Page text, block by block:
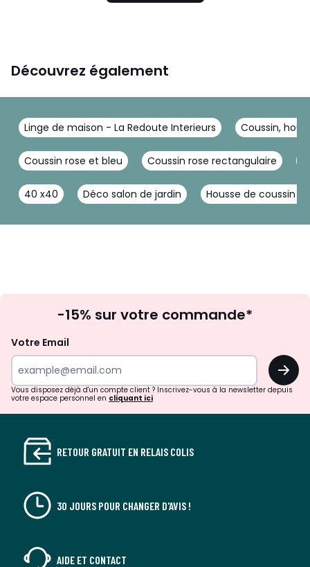
Découvrez également
Linge de maison - La Redoute Interieurs Coussin,
Coussin rose et bleu Coussin rose rectangulaire
40 x40 Déco salon de jardin Housse de coussin
à
newsletter
-15% sur votre commande*
Votre Email
OK
Vous disposez déjà d'un compte client ? Inscrivez-vous à la newsletter depuis
votre espace personnel en cliquant ici
RETOUR GRATUIT EN RELAIS COLIS
30 JOURS POUR CHANGER D'AVIS !
AIDE ET CONTACT